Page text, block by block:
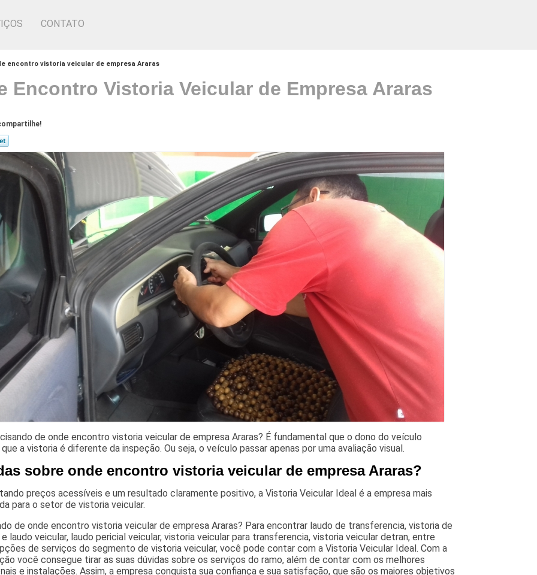
CONTATO
encontro vistoria veicular de empresa Araras
Encontro Vistoria Veicular de Empresa Araras
de onde encontro vistoria veicular de empresa Araras? É fundamental que o dono do veículo
a vistoria é diferente da inspeção. Ou seja, o veículo passar apenas por uma avaliação visual.
sobre onde encontro vistoria veicular de empresa Araras?
preços acessíveis e um resultado claramente positivo, a Vistoria Veicular Ideal é a empresa mais
para o setor de vistoria veicular.
de onde encontro vistoria veicular de empresa Araras? Para encontrar laudo de transferencia, vistoria de
laudo veicular, laudo pericial veicular, vistoria veicular para transferencia, vistoria veicular detran, entre
de serviços do segmento de vistoria veicular, você pode contar com a Vistoria Veicular Ideal. Com a
você consegue tirar as suas dúvidas sobre os serviços do ramo, além de contar com os melhores
e instalações. Assim, a empresa conquista sua confiança e sua satisfação, que são os maiores objetivos